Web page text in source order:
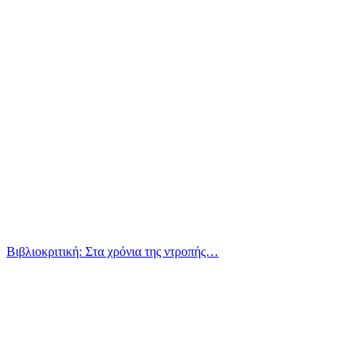
Βιβλιοκριτική: Στα χρόνια της ντροπής…